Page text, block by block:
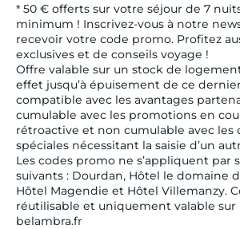
* 50 € offerts sur votre séjour de 7
minimum ! Inscrivez-vous à notre
recevoir votre code promo. Profitez
exclusives et de conseils voyage !
Offre valable sur un stock de
effet jusqu’à épuisement de ce
compatible avec les avantages
cumulable avec les promotions en
rétroactive et non cumulable avec les
spéciales nécessitant la saisie d’un
Les codes promo ne s’appliquent par
suivants : Dourdan, Hôtel le domaine
Hôtel Magendie et Hôtel Villemanzy.
réutilisable et uniquement valable sur
belambra.fr